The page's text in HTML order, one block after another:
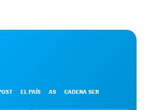
EL PAÍS AS CADENA SER